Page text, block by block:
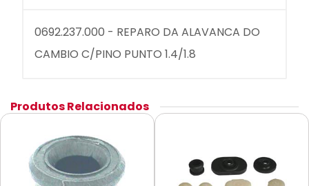
0692.237.000 - REPARO DA ALAVANCA DO
CAMBIO C/PINO PUNTO 1.4/1.8
Produtos Relacionados